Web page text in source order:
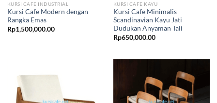
KURSI CAFE INDUSTRIAL
Kursi Cafe Modern dengan
Rangka Emas
Rp1,500,000.00
KURSI CAFE KAYU
Kursi Cafe Minimalis
Scandinavian Kayu Jati
Dudukan Anyaman Tali
Rp650,000.00